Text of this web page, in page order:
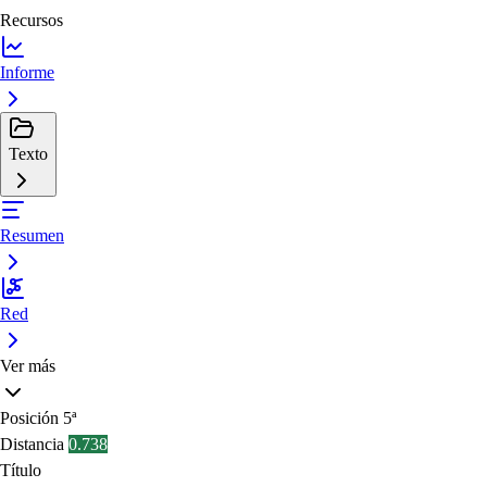
Recursos
Informe
Texto
Resumen
Red
Ver más
Posición 5ª
Distancia 0.738
Título